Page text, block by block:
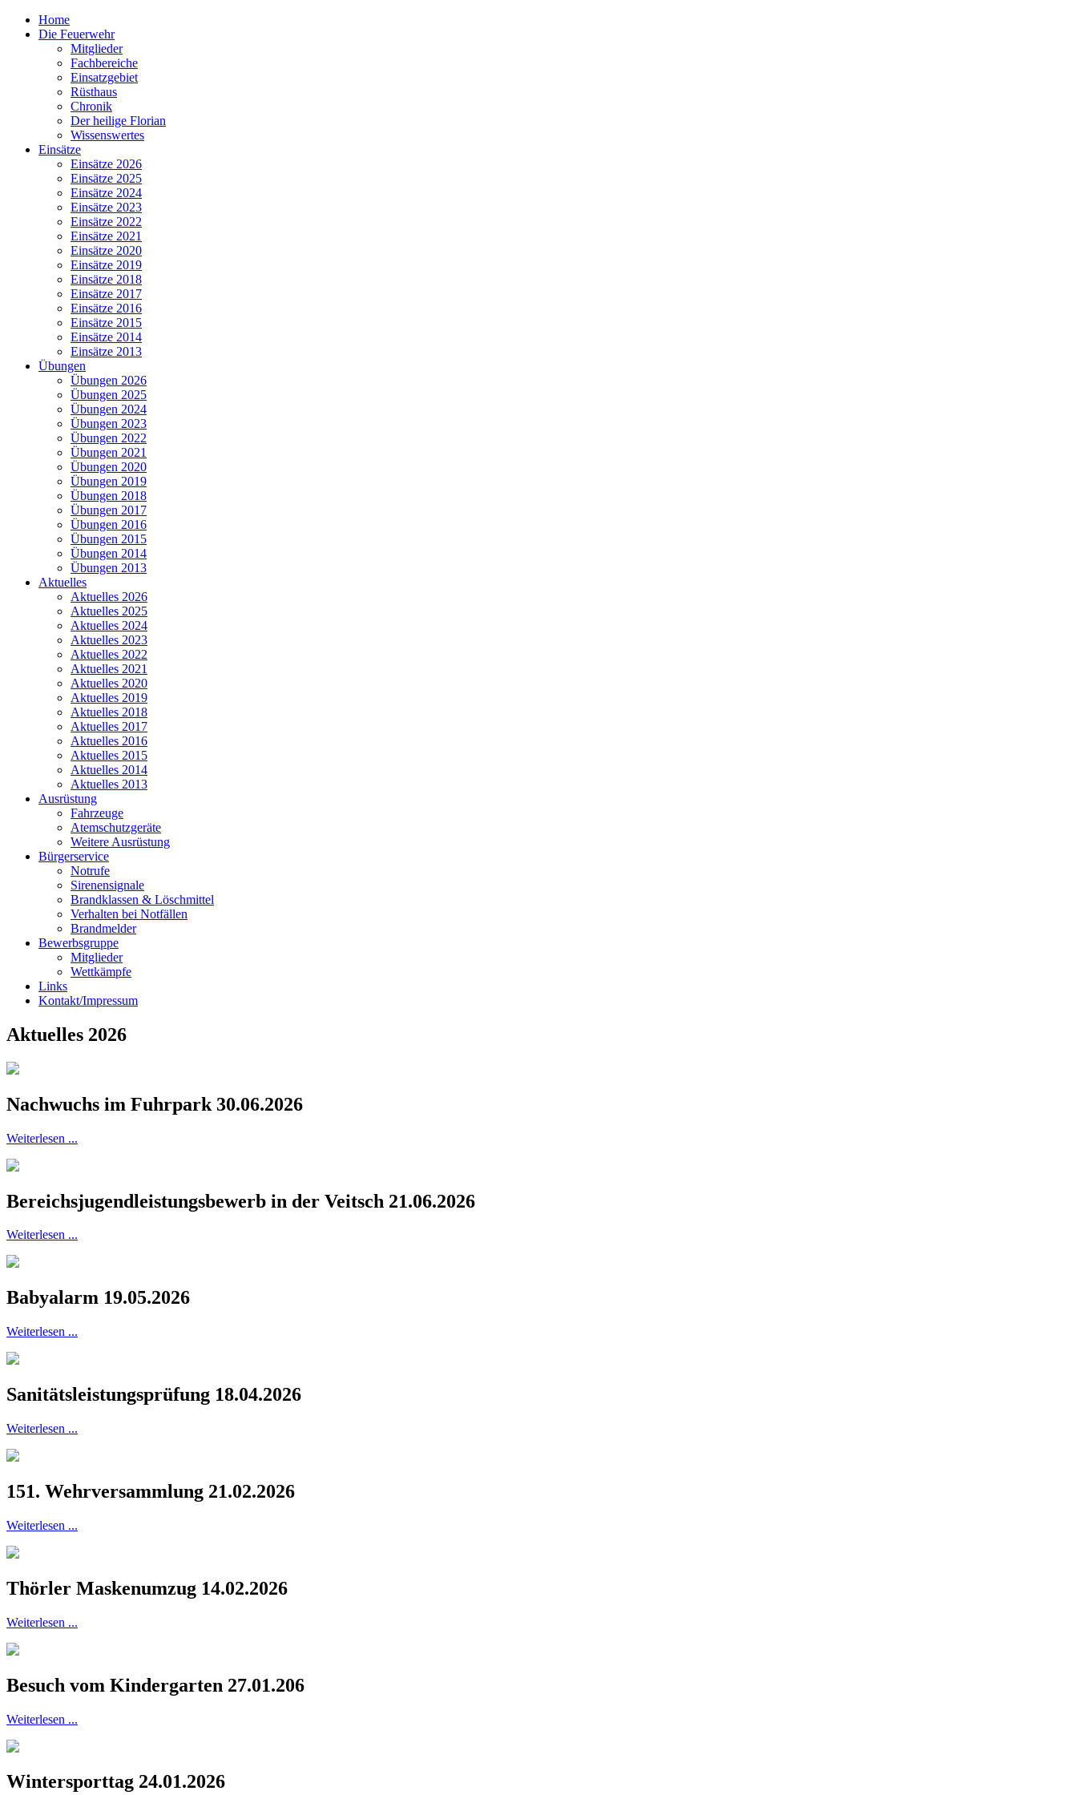
Home
Die Feuerwehr
Mitglieder
Fachbereiche
Einsatzgebiet
Rüsthaus
Chronik
Der heilige Florian
Wissenswertes
Einsätze
Einsätze 2026
Einsätze 2025
Einsätze 2024
Einsätze 2023
Einsätze 2022
Einsätze 2021
Einsätze 2020
Einsätze 2019
Einsätze 2018
Einsätze 2017
Einsätze 2016
Einsätze 2015
Einsätze 2014
Einsätze 2013
Übungen
Übungen 2026
Übungen 2025
Übungen 2024
Übungen 2023
Übungen 2022
Übungen 2021
Übungen 2020
Übungen 2019
Übungen 2018
Übungen 2017
Übungen 2016
Übungen 2015
Übungen 2014
Übungen 2013
Aktuelles
Aktuelles 2026
Aktuelles 2025
Aktuelles 2024
Aktuelles 2023
Aktuelles 2022
Aktuelles 2021
Aktuelles 2020
Aktuelles 2019
Aktuelles 2018
Aktuelles 2017
Aktuelles 2016
Aktuelles 2015
Aktuelles 2014
Aktuelles 2013
Ausrüstung
Fahrzeuge
Atemschutzgeräte
Weitere Ausrüstung
Bürgerservice
Notrufe
Sirenensignale
Brandklassen & Löschmittel
Verhalten bei Notfällen
Brandmelder
Bewerbsgruppe
Mitglieder
Wettkämpfe
Links
Kontakt/Impressum
Aktuelles 2026
Nachwuchs im Fuhrpark 30.06.2026
Weiterlesen ...
Bereichsjugendleistungsbewerb in der Veitsch 21.06.2026
Weiterlesen ...
Babyalarm 19.05.2026
Weiterlesen ...
Sanitätsleistungsprüfung 18.04.2026
Weiterlesen ...
151. Wehrversammlung 21.02.2026
Weiterlesen ...
Thörler Maskenumzug 14.02.2026
Weiterlesen ...
Besuch vom Kindergarten 27.01.206
Weiterlesen ...
Wintersporttag 24.01.2026